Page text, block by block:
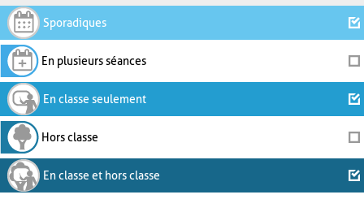
Sporadiques
En plusieurs séances
En classe seulement
Hors classe
En classe et hors classe